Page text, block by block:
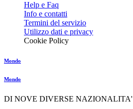
Help e Faq
Info e contatti
Termini del servizio
Utilizzo dati e privacy
Cookie Policy
Mondo
Mondo
DI NOVE DIVERSE NAZIONALITA'